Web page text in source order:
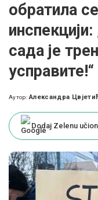
обратила
сада је
усправите!“
Posted
Аутор: Александра
Dodaj Zelenu